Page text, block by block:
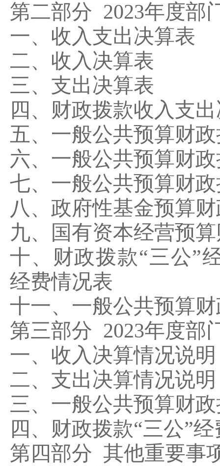
第二部分 2023年度部
一、收入支出决算表
二、收入决算表
三、支出决算表
四、财政拨款收入支
五、一般公共预算财
六、一般公共预算财
七、一般公共预算财
八、政府性基金预算
九、国有资本经营预
十、财政拨款“三公”
经费情况表
十一、一般公共预算
第三部分 2023年度部
一、收入决算情况说明
二、支出决算情况说明
三、一般公共预算财
四、财政拨款“三公”经
第四部分 其他重要事